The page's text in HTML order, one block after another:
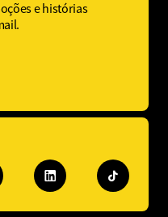
e histórias